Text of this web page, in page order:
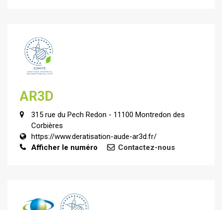
AR3D
315 rue du Pech Redon - 11100 Montredon des
Corbières
https://www.deratisation-aude-ar3d.fr/
Afficher le numéro
Contactez-nous